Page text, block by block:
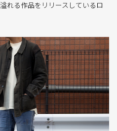
れる作品をリリースしているロ